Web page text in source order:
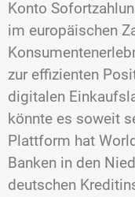
Konto
im europäischen
zur effizienten
digitalen
könnte es soweit
Plattform hat
Banken in den
deutschen